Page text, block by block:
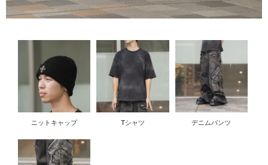
ニットキャップ Tシャツ デニムパンツ